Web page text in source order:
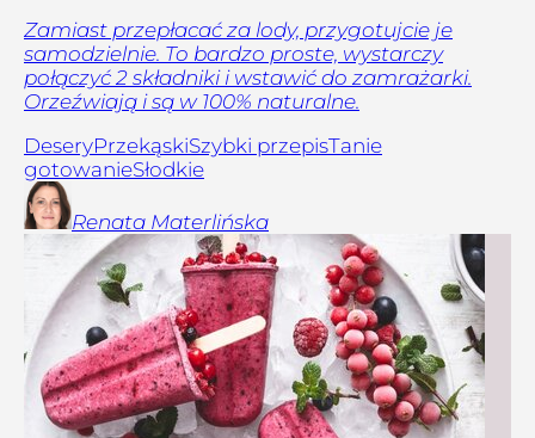
Zamiast przepłacać za lody, przygotujcie je
samodzielnie. To bardzo proste, wystarczy
połączyć 2 składniki i wstawić do zamrażarki.
Orzeźwiają i są w 100% naturalne.
DeseryPrzekąskiSzybki przepisTanie
gotowanieSłodkie
Renata Materlińska